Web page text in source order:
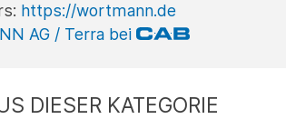
https://wortmann.de
AG / Terra bei
DIESER KATEGORIE